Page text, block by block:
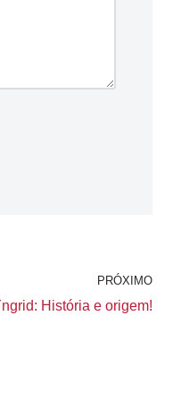
PRÓXIMO
História e origem!